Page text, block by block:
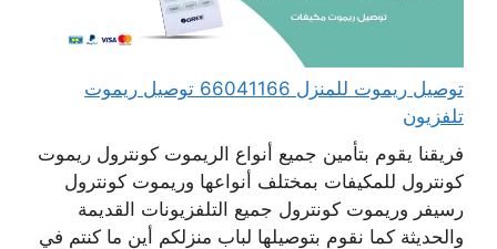
توصيل ريموت للمنزل 66041166 توصيل ريموت
تلفزيون
فريقنا يقوم بتأمين جميع أنواع الريموت كونترول ريموت
كونترول للمكيفات بمختلف أنواعها وريموت كونترول
رسيفر وريموت كونترول جميع التلفزيونات القديمة
والحديثة كما نقوم بتوصيلها لباب منزلكم أين ما كنتم في